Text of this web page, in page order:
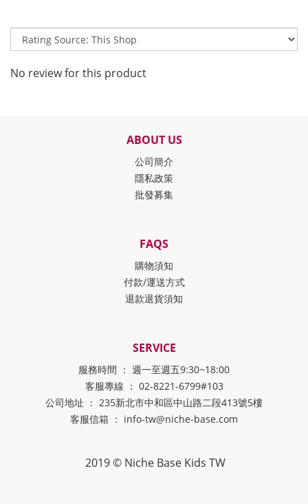
No review for this product
ABOUT US
公司簡介
隱私政策
批發募集
FAQS
購物須知
付款/運送方式
退款退貨須知
SERVICE
服務時間 ： 週一至週五9:30~18:00
客服專線 ： 02-8221-6799#103
公司地址 ： 235新北市中和區中山路二段413號5樓
客服信箱 ： info-tw@niche-base.com
2019 © Niche Base Kids TW